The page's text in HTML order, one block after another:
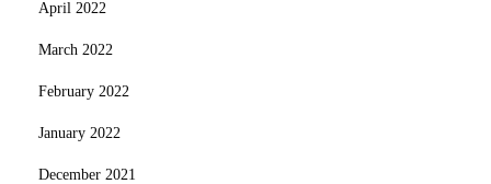
April 2022
March 2022
February 2022
January 2022
December 2021